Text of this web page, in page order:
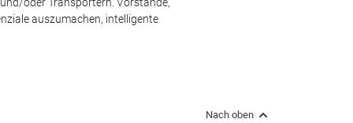
auszumachen, intelligente
Nach oben